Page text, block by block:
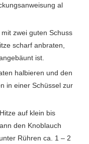
scharf anbraten,
ist.
in einer Schüssel zur
den Knoblauch
Rühren ca. 1 – 2